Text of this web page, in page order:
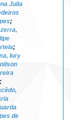
Julia
;
;
Iury
;
de